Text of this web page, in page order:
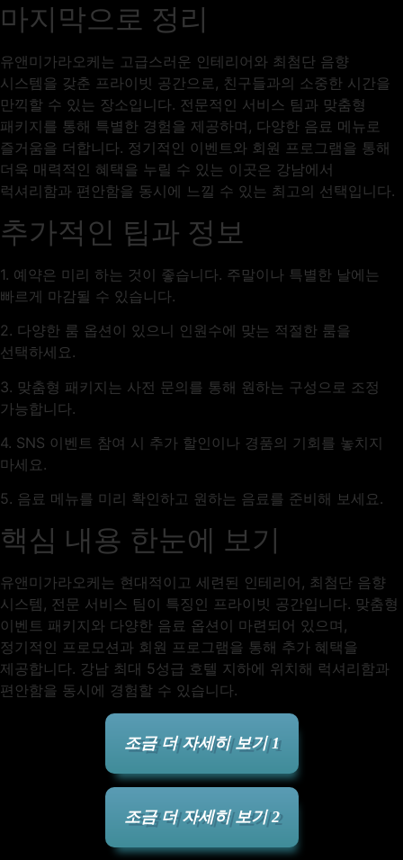
마지막으로 정리
유앤미가라오케는 고급스러운 인테리어와 최첨단 음향
시스템을 갖춘 프라이빗 공간으로, 친구들과의 소중한 시간을
만끽할 수 있는 장소입니다. 전문적인 서비스 팀과 맞춤형
패키지를 통해 특별한 경험을 제공하며, 다양한 음료 메뉴로
즐거움을 더합니다. 정기적인 이벤트와 회원 프로그램을 통해
더욱 매력적인 혜택을 누릴 수 있는 이곳은 강남에서
럭셔리함과 편안함을 동시에 느낄 수 있는 최고의 선택입니다.
추가적인 팁과 정보
1. 예약은 미리 하는 것이 좋습니다. 주말이나 특별한 날에는
빠르게 마감될 수 있습니다.
2. 다양한 룸 옵션이 있으니 인원수에 맞는 적절한 룸을
선택하세요.
3. 맞춤형 패키지는 사전 문의를 통해 원하는 구성으로 조정
가능합니다.
4. SNS 이벤트 참여 시 추가 할인이나 경품의 기회를 놓치지
마세요.
5. 음료 메뉴를 미리 확인하고 원하는 음료를 준비해 보세요.
핵심 내용 한눈에 보기
유앤미가라오케는 현대적이고 세련된 인테리어, 최첨단 음향
시스템, 전문 서비스 팀이 특징인 프라이빗 공간입니다. 맞춤형
이벤트 패키지와 다양한 음료 옵션이 마련되어 있으며,
정기적인 프로모션과 회원 프로그램을 통해 추가 혜택을
제공합니다. 강남 최대 5성급 호텔 지하에 위치해 럭셔리함과
편안함을 동시에 경험할 수 있습니다.
조금 더 자세히 보기 1
조금 더 자세히 보기 2